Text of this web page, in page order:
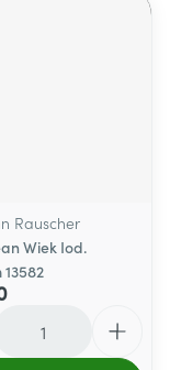
Rauscher
Wiek Iod.